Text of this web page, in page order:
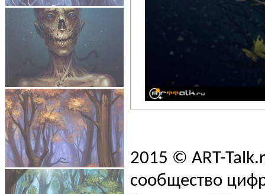
2015 © ART-
сообщество